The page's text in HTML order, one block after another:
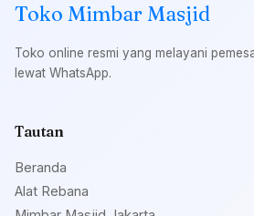
Toko Mimbar Masjid
Toko online resmi yang melayani
lewat WhatsApp.
Tautan
Beranda
Alat Rebana